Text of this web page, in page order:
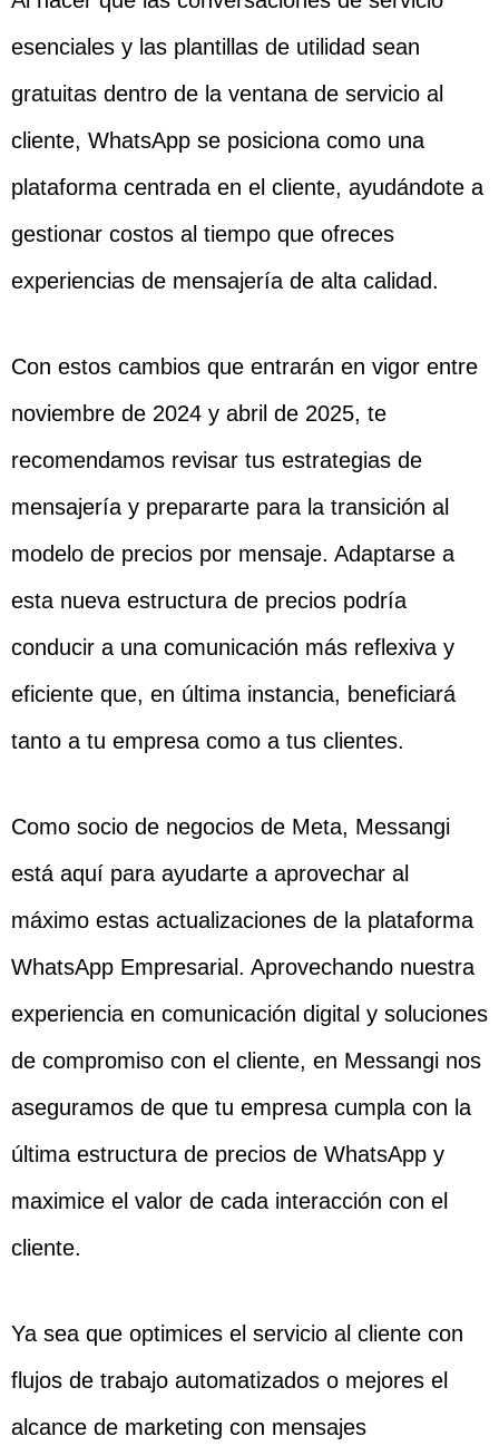
esenciales y las plantillas de utilidad sean
gratuitas dentro de la ventana de servicio al
cliente, WhatsApp se posiciona como una
plataforma centrada en el cliente, ayudándote a
gestionar costos al tiempo que ofreces
experiencias de mensajería de alta calidad.
Con estos cambios que entrarán en vigor entre
noviembre de 2024 y abril de 2025, te
recomendamos revisar tus estrategias de
mensajería y prepararte para la transición al
modelo de precios por mensaje. Adaptarse a
esta nueva estructura de precios podría
conducir a una comunicación más reflexiva y
eficiente que, en última instancia, beneficiará
tanto a tu empresa como a tus clientes.
Como socio de negocios de Meta, Messangi
está aquí para ayudarte a aprovechar al
máximo estas actualizaciones de la plataforma
WhatsApp Empresarial. Aprovechando nuestra
experiencia en comunicación digital y soluciones
de compromiso con el cliente, en Messangi nos
aseguramos de que tu empresa cumpla con la
última estructura de precios de WhatsApp y
maximice el valor de cada interacción con el
cliente.
Ya sea que optimices el servicio al cliente con
flujos de trabajo automatizados o mejores el
alcance de marketing con mensajes